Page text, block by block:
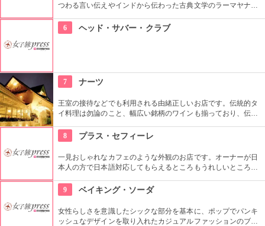
つわる言い伝えやインドから伝わった古典文学のラーマヤナな
の総本山・タイ初の大学・バンコク最古寺、いくつもの顔を持
つ。ワットポー内には敷地内に２か所あるタイ古式マッサージ
6 ヘッド・サバー・クラブ
7 ナーツ
王室の接待などでも利用される由緒正しいお店です。伝統的タ
イ料理は勿論のこと、幅広い銘柄のワインも揃っており、伝統
8
プラス・セフィーレ
一見おしゃれなカフェのような外観のお店です。オーナーが日
本人の方で日本語対応してもらえるところもうれしいところで
も人気です。
9 ベイキング・ソーダ
女性らしさを意識したシックな部分を基本に、ポップでパンキ
ッシュなデザインを取り入れたカジュアルファッションのブラ